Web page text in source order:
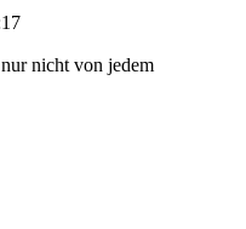
nicht von jedem